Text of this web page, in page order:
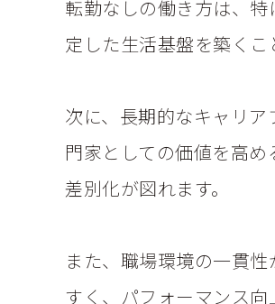
転勤なしの働き方は、
定した生活基盤を築く
次に、長期的なキャリ
門家としての価値を高
差別化が図れます。
また、職場環境の一貫
すく、パフォーマンス